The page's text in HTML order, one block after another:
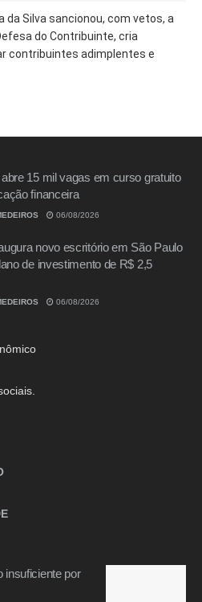
da Silva sancionou, com vetos, a
do Contribuinte, cria
contribuintes adimplentes e
15 mil vagas em curso gratuito
financeira
06/08/2026
novo escritório em São Paulo
de investimento de R$ 2,5
06/08/2026
insuficiente por